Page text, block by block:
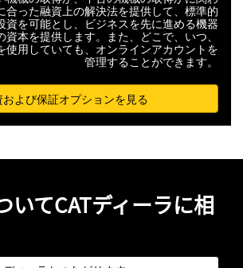
合った融資上の解決法を提供して、標準的
資を可能とし、ビジネスを先に進める機器
資本を提供します。また、どこで、いつ、
使用していても、オンラインアカウントを
管理することができます。
および保証オプションを見る
いてCATディーラに相